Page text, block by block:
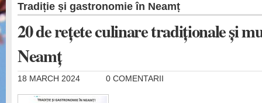
Tradiție și gastronomie în Neamț
20 de rețete culinare tradiționale și
Neamț
18 MARCH 2024 0 COMENTARII